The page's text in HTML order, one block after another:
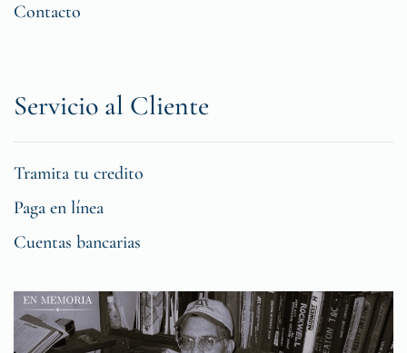
Contacto
Servicio al Cliente
Tramita tu credito
Paga en línea
Cuentas bancarias